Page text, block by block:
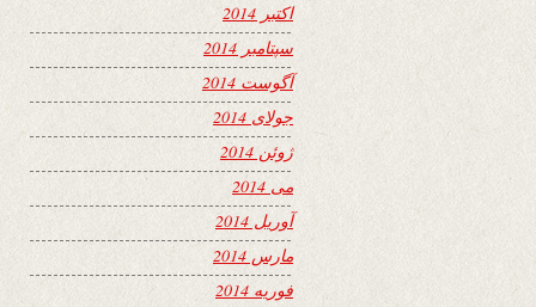
اکتبر 2014
سپتامبر 2014
آگوست 2014
جولای 2014
ژوئن 2014
می 2014
آوریل 2014
مارس 2014
فوریه 2014